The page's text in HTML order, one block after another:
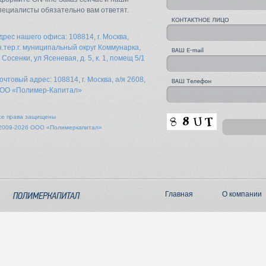
обязательно вам ответят.
нашего офиса: 108814, г. Москва,
муниципальный округ Коммунарка,
Сосенки, ул Ясеневая, д. 5, к. 1, помещ 5/1
адрес: 108814, г. Москва, а/я 2608,
«Полимер-Капитал»
права защищены
2026 ООО «Полимеркапитал»
Главная О компании